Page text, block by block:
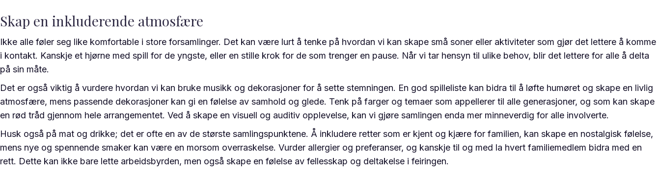
Skap en inkluderende atmosfære
Ikke alle føler seg like komfortable i store forsamlinger. Det kan være lurt å tenke på hvordan vi kan skape små soner eller aktiviteter som gjør det lettere å komme
i kontakt. Kanskje et hjørne med spill for de yngste, eller en stille krok for de som trenger en pause. Når vi tar hensyn til ulike behov, blir det lettere for alle å delta
på sin måte.
Det er også viktig å vurdere hvordan vi kan bruke musikk og dekorasjoner for å sette stemningen. En god spilleliste kan bidra til å løfte humøret og skape en livlig
atmosfære, mens passende dekorasjoner kan gi en følelse av samhold og glede. Tenk på farger og temaer som appellerer til alle generasjoner, og som kan skape
en rød tråd gjennom hele arrangementet. Ved å skape en visuell og auditiv opplevelse, kan vi gjøre samlingen enda mer minneverdig for alle involverte.
Husk også på mat og drikke; det er ofte en av de største samlingspunktene. Å inkludere retter som er kjent og kjære for familien, kan skape en nostalgisk følelse,
mens nye og spennende smaker kan være en morsom overraskelse. Vurder allergier og preferanser, og kanskje til og med la hvert familiemedlem bidra med en
rett. Dette kan ikke bare lette arbeidsbyrden, men også skape en følelse av fellesskap og deltakelse i feiringen.